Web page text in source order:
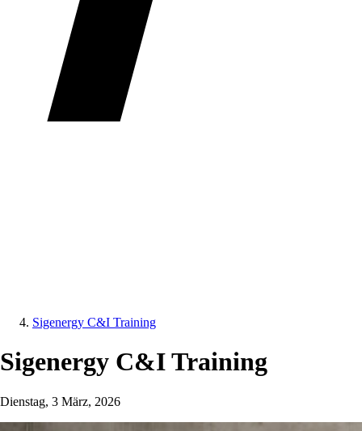
Sigenergy C&I Training
Sigenergy C&I Training
Dienstag, 3 März, 2026